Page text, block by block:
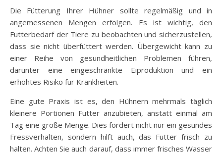
Die Fütterung Ihrer Hühner sollte regelmäßig und in
angemessenen Mengen erfolgen. Es ist wichtig, den
Futterbedarf der Tiere zu beobachten und sicherzustellen,
dass sie nicht überfüttert werden. Übergewicht kann zu
einer Reihe von gesundheitlichen Problemen führen,
darunter eine eingeschränkte Eiproduktion und ein
erhöhtes Risiko für Krankheiten.
Eine gute Praxis ist es, den Hühnern mehrmals täglich
kleinere Portionen Futter anzubieten, anstatt einmal am
Tag eine große Menge. Dies fördert nicht nur ein gesundes
Fressverhalten, sondern hilft auch, das Futter frisch zu
halten. Achten Sie auch darauf, dass immer frisches Wasser